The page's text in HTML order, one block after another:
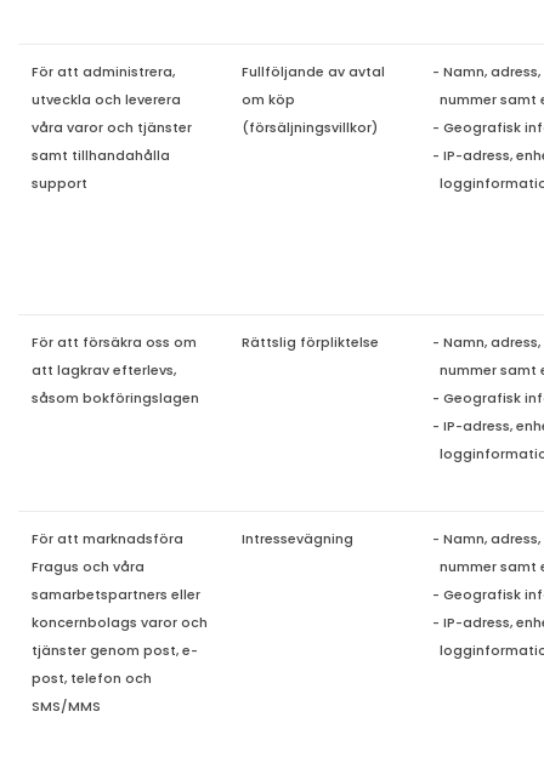
För att administrera,
utveckla och leverera
våra varor och tjänster
samt tillhandahålla
support
Fullföljande av avtal
om köp
(försäljningsvillkor)
- Namn,
nummer samt
- Geografisk
- IP-adress,
logg
För att försäkra oss om
att lagkrav efterlevs,
såsom bokföringslagen
Rättslig förpliktelse
- Namn,
nummer samt
- Geografisk
- IP-adress,
För att marknadsföra
Fragus och våra
samarbetspartners eller
koncernbolags varor och
tjänster genom post, e-
post, telefon och
SMS/MMS
Intressevägning
- Namn,
nummer samt
- Geografisk
- IP-adress,
loggi